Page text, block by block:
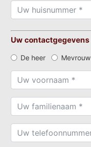
Uw contactgegevens
De heer Mevrouw